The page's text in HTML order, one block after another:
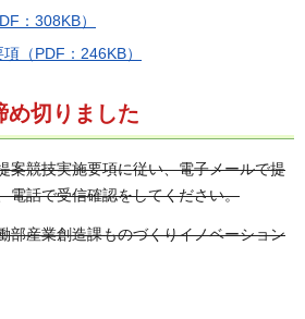
：308KB）
（PDF：246KB）
切りました
案競技実施要項に従い、電子メールで提
電話で受信確認をしてください。
部産業創造課ものづくりイノベーション